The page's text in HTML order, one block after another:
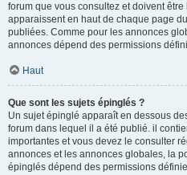
forum que vous consultez et doivent
apparaissent en haut de chaque page
publiées. Comme pour les annonces
annonces dépend des permissions
Haut
Que sont les sujets épinglés ?
Un sujet épinglé apparaît en dessous
forum dans lequel il a été publié. il
importantes et vous devez le consulter
annonces et les annonces globales, la
épinglés dépend des permissions